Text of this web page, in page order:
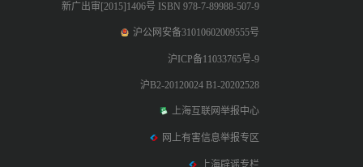
新广出审[2015]1406号 ISBN 978-7-89988-507-9
沪公网安备31010602009555号
沪ICP备11033765号-9
沪B2-20120024 B1-20202528
上海互联网举报中心
网上有害信息举报专区
上海辟谣专栏